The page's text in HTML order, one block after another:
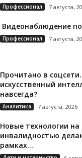
Профессионал 7 августа,
Видеонаблюдение
Профессионал 7 августа,
Прочитано в
искусственный
навсегда?
Аналитика 7 августа, 2026
Новые технологии
инвалидностью
рамках...